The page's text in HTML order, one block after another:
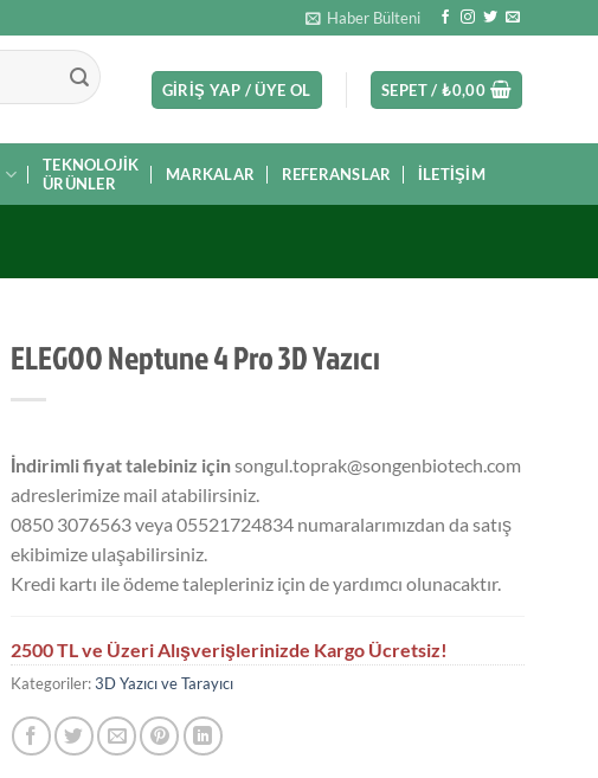
Haber Bülteni
GIRIŞ YAP / ÜYE OL SEPET /₺0,00
TEKNOLOJIK
ÜRÜNLER
MARKALAR REFERANSLAR İLETIŞIM
ELEGOO Neptune 4 Pro 3D Yazıcı
İndirimli fiyat talebiniz içinsongul.toprak@songenbiotech.com
adreslerimize mail atabilirsiniz.
0850 3076563 veya 05521724834 numaralarımızdan da satış
ekibimize ulaşabilirsiniz.
Kredi kartı ile ödeme talepleriniz için de yardımcı olunacaktır.
2500 TL ve Üzeri Alışverişlerinizde Kargo Ücretsiz!
Kategoriler:3D Yazıcı ve Tarayıcı